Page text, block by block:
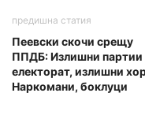
предишна статия
Пеевски скочи срещу
ППДБ: Излишни партии
електорат, излишни
Наркомани, боклуци